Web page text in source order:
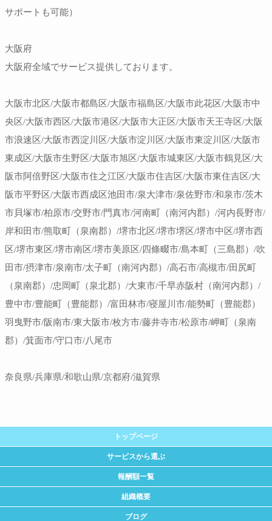
サポートも可能）
大阪府
大阪府全域でサービス提供しております。
大阪市北区/大阪市都島区/大阪市福島区/大阪市此花区/大阪市中
央区/大阪市西区/大阪市港区/大阪市大正区/大阪市天王寺区/大阪
市浪速区/大阪市西淀川区/大阪市淀川区/大阪市東淀川区/大阪市
東成区/大阪市生野区/大阪市旭区/大阪市城東区/大阪市鶴見区/大
阪市阿倍野区/大阪市住之江区/大阪市住吉区/大阪市東住吉区/大
阪市平野区/大阪市西成区池田市/泉大津市/泉佐野市/和泉市/茨木
市貝塚市/柏原市/交野市/門真市/河南町（南河内郡）/河内長野市/
岸和田市/熊取町（泉南郡）/堺市北区/堺市堺区/堺市中区/堺市西
区/堺市東区/堺市南区/堺市美原区/四條畷市/島本町（三島郡）/吹
田市/摂津市/泉南市/太子町（南河内郡）/高石市/高槻市/田尻町
（泉南郡）/忠岡町（泉北郡）/大東市/千早赤阪村（南河内郡）/
豊中市/豊能町（豊能郡）/富田林市/寝屋川市/能勢町（豊能郡）
羽曳野市/阪南市/東大阪市/枚方市/藤井寺市/松原市/岬町（泉南
郡）/箕面市/守口市/八尾市
奈良県/兵庫県/和歌山県/京都府/滋賀県
トップページ
サービスから選ぶ
報酬額一覧
組織概要
ブログ